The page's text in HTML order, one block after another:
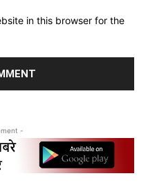
in this browser for the
-